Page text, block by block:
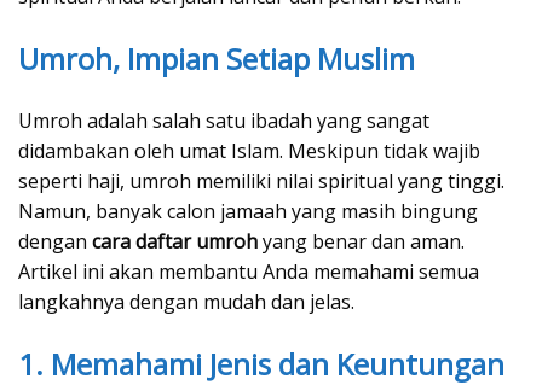
Umroh, Impian Setiap Muslim
Umroh adalah salah satu ibadah yang sangat
didambakan oleh umat Islam. Meskipun tidak wajib
seperti haji, umroh memiliki nilai spiritual yang tinggi.
Namun, banyak calon jamaah yang masih bingung
dengan cara daftar umrohyang benar dan aman.
Artikel ini akan membantu Anda memahami semua
langkahnya dengan mudah dan jelas.
1. Memahami Jenis dan Keuntungan